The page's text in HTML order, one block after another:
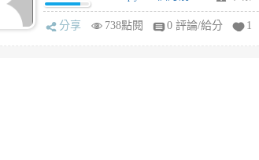
分享 738點閱 0 評論/給分 1